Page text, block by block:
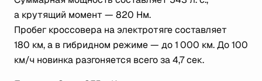
а крутящий момент — 820 Нм.
Пробег кроссовера на электротяге составляет
180 км, а в гибридном режиме — до 1 000 км. До 100
км/ч новинка разгоняется всего за 4,7 сек.